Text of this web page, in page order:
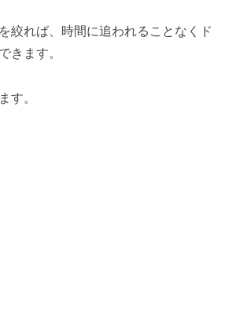
絞れば、時間に追われることなくド
きます。
す。